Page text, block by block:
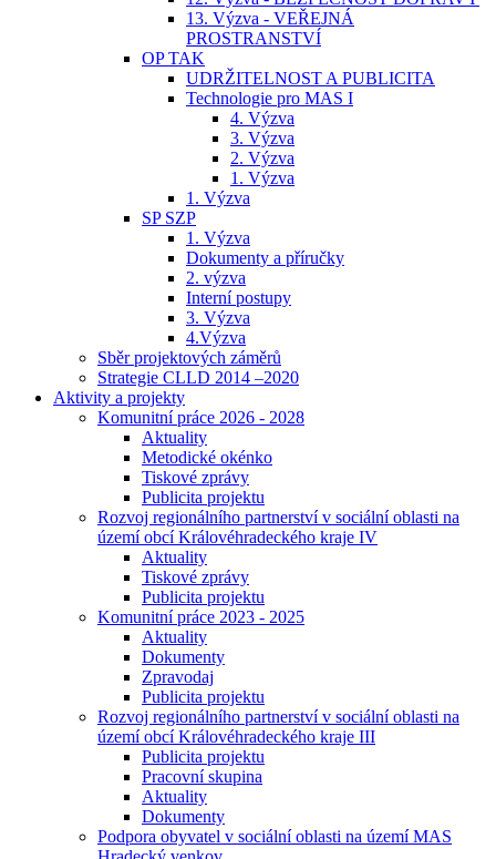
13. Výzva - VEŘEJNÁ
PROSTRANSTVÍ
OP TAK
UDRŽITELNOST A PUBLICITA
Technologie pro MAS I
4. Výzva
3. Výzva
2. Výzva
1. Výzva
1. Výzva
SP SZP
1. Výzva
Dokumenty a příručky
2. výzva
Interní postupy
3. Výzva
4.Výzva
Sběr projektových záměrů
Strategie CLLD 2014 –2020
Aktivity a projekty
Komunitní práce 2026 - 2028
Aktuality
Metodické okénko
Tiskové zprávy
Publicita projektu
Rozvoj regionálního partnerství v sociální oblasti na
území obcí Královéhradeckého kraje IV
Aktuality
Tiskové zprávy
Publicita projektu
Komunitní práce 2023 - 2025
Aktuality
Dokumenty
Zpravodaj
Publicita projektu
Rozvoj regionálního partnerství v sociální oblasti na
území obcí Královéhradeckého kraje III
Publicita projektu
Pracovní skupina
Aktuality
Dokumenty
Podpora obyvatel v sociální oblasti na území MAS